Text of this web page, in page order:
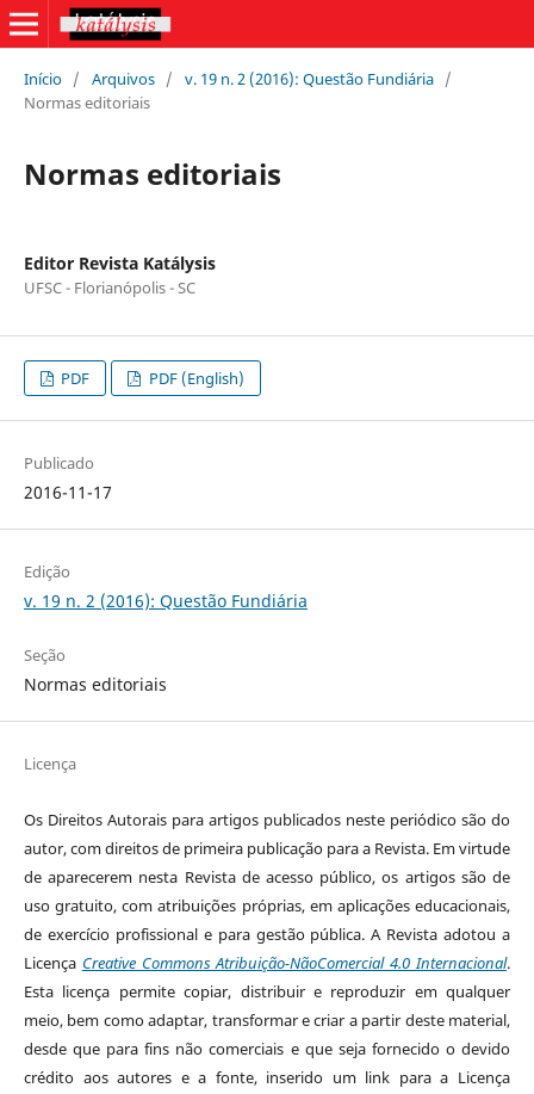
Início / Arquivos / v. 19 n. 2 (2016): Questão Fundiária /
Normas editoriais
Normas editoriais
Editor Revista Katálysis
UFSC - Florianópolis - SC
PDF PDF (English)
Publicado
2016-11-17
Edição
v. 19 n. 2 (2016): Questão Fundiária
Seção
Normas editoriais
Licença
Os Direitos Autorais para artigos publicados neste periódico são do
autor, com direitos de primeira publicação para a Revista. Em virtude
de aparecerem nesta Revista de acesso público, os artigos são de
uso gratuito, com atribuições próprias, em aplicações educacionais,
de exercício profissional e para gestão pública. A Revista adotou a
Licença Creative Commons Atribuição-NãoComercial 4.0 Internacional.
Esta licença permite copiar, distribuir e reproduzir em qualquer
meio, bem como adaptar, transformar e criar a partir deste material,
desde que para fins não comerciais e que seja fornecido o devido
crédito aos autores e a fonte, inserido um link para a Licença